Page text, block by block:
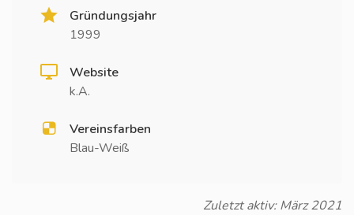
Gründungsjahr
1999
Website
k.A.
Vereinsfarben
Blau-Weiß
Zuletzt aktiv: März 2021